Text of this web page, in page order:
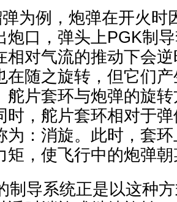
为例，炮弹在开火时
炮口，弹头上PGK制
相对气流的推动下会
在随之旋转，但它们
舵片套环与炮弹的旋
时，舵片套环相对于
为：消旋。此时，套
矩，使飞行中的炮弹
制导系统正是以这种